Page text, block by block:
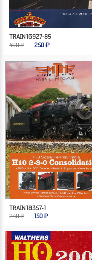
TRAIN 16927-85
400 ₽
250
TRAIN 18357-1
240 ₽
150